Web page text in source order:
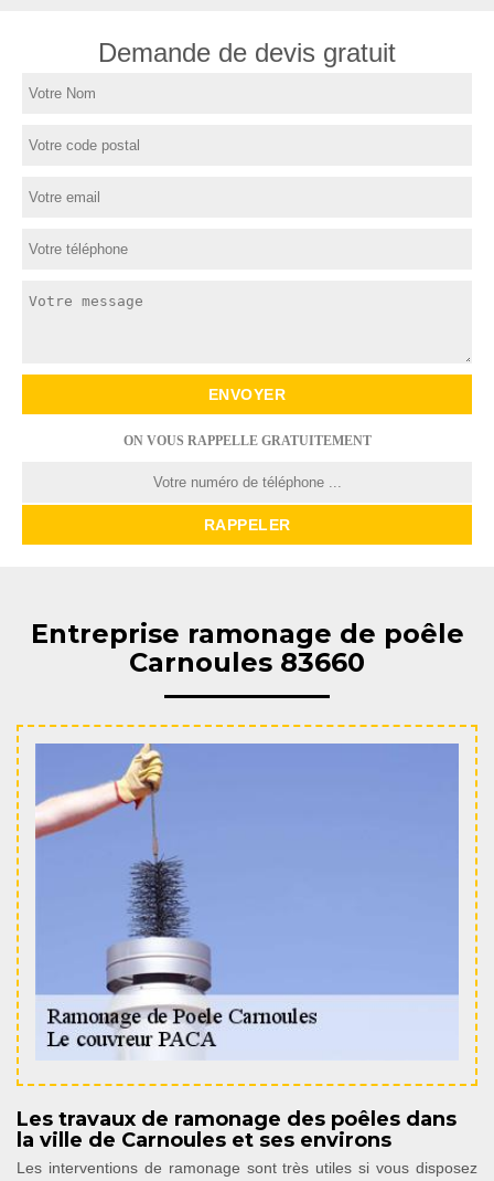
Demande de devis gratuit
ON VOUS RAPPELLE GRATUITEMENT
Entreprise ramonage de poêle
Carnoules 83660
Les travaux de ramonage des poêles dans
la ville de Carnoules et ses environs
Les interventions de ramonage sont très utiles si vous disposez